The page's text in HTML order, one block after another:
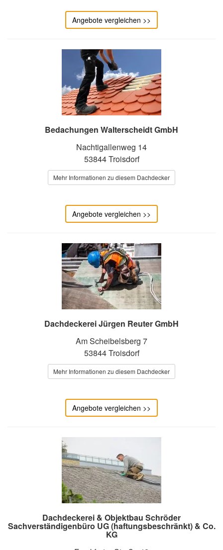
Angebote vergleichen >>
Bedachungen Walterscheidt GmbH
Nachtigallenweg 14
53844 Troisdorf
Mehr Informationen zu diesem Dachdecker
Angebote vergleichen >>
Dachdeckerei Jürgen Reuter GmbH
Am Scheibelsberg 7
53844 Troisdorf
Mehr Informationen zu diesem Dachdecker
Angebote vergleichen >>
Dachdeckerei & Objektbau Schröder
Sachverständigenbüro UG (haftungsbeschränkt) & Co.
KG